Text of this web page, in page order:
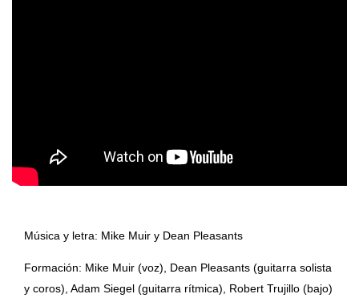
Música y letra: Mike Muir y Dean Pleasants
Formación: Mike Muir (voz), Dean Pleasants (guitarra solista
y coros), Adam Siegel (guitarra rítmica), Robert Trujillo (bajo)